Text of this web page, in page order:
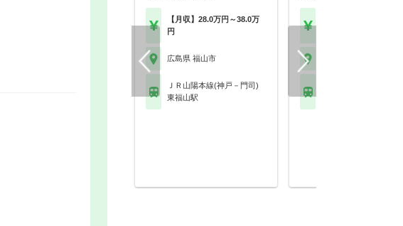
【月収】28.0万円～38.0万
円
広島県 福山市
ＪＲ山陽本線(神戸－門司)
東福山駅